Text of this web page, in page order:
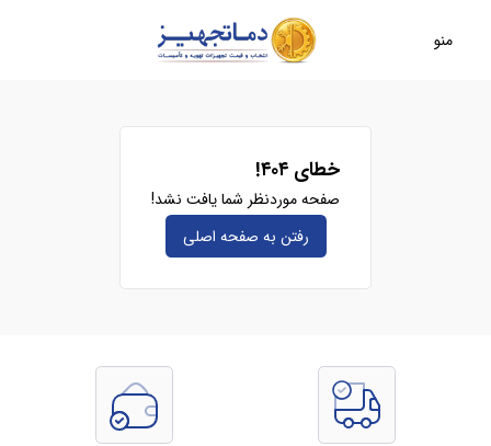
منو
خطای ۴۰۴!
صفحه موردنظر شما یافت نشد!
رفتن به صفحه‌ اصلی